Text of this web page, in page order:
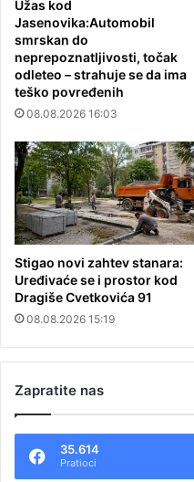
Užas kod
Jasenovika:Automobil
smrskan do
neprepoznatljivosti, točak
odleteo – strahuje se da ima
teško povređenih
08.08.2026 16:03
Stigao novi zahtev stanara:
Uređivaće se i prostor kod
Dragiše Cvetkovića 91
08.08.2026 15:19
Zapratite nas
35.614
Pratioci